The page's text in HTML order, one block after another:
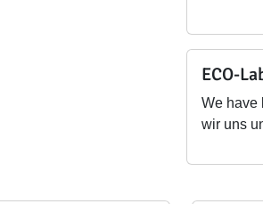
ECO-
We have
wir uns